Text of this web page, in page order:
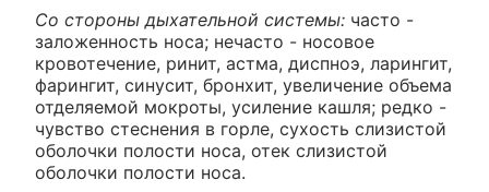
Со стороны дыхательной системы: часто -
заложенность носа; нечасто - носовое
кровотечение, ринит, астма, диспноэ, ларингит,
фарингит, синусит, бронхит, увеличение объема
отделяемой мокроты, усиление кашля; редко -
чувство стеснения в горле, сухость слизистой
оболочки полости носа, отек слизистой
оболочки полости носа.